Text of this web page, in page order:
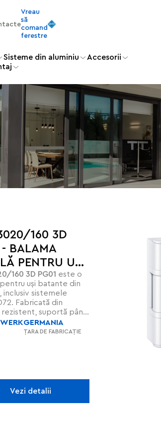
Vreau
să
comand
ferestre
Sisteme din aluminiu
Accesorii
160 3D
- BALAMA
PENTRU UȘI
160 3D PG01
uși batante din
inclusiv sistemele
Fabricată din
rezistent, suportă până
(două balamale), are
ascuns, bucșe fără
GERMANIA
ȚARA DE FABRICAȚIE
Vezi detalii